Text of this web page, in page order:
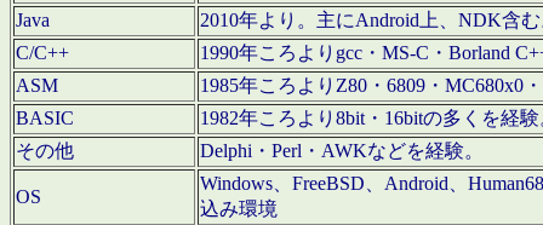
Java
2010年より。主にAndroid上、NDK含
C/C++
1990年ころよりgcc・MS-C・Borland
ASM
1985年ころよりZ80・6809・MC680x0
BASIC
1982年ころより8bit・16bitの多くを経
その他
Delphi・Perl・AWKなどを経験。
OS
Windows、FreeBSD、Android、
込み環境